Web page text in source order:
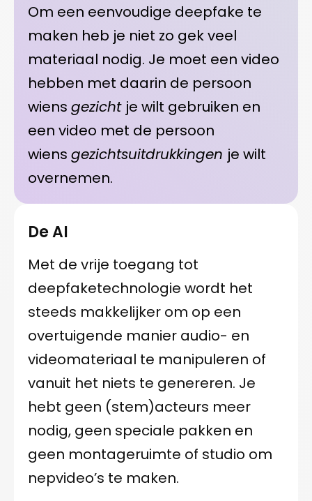
Om een eenvoudige deepfake te
maken heb je niet zo gek veel
materiaal nodig. Je moet een video
hebben met daarin de persoon
wiens gezicht je wilt gebruiken en
een video met de persoon
wiens gezichtsuitdrukkingen je wilt
overnemen.
De AI
Met de vrije toegang tot
deepfaketechnologie wordt het
steeds makkelijker om op een
overtuigende manier audio- en
videomateriaal te manipuleren of
vanuit het niets te genereren. Je
hebt geen (stem)acteurs meer
nodig, geen speciale pakken en
geen montageruimte of studio om
nepvideo’s te maken.